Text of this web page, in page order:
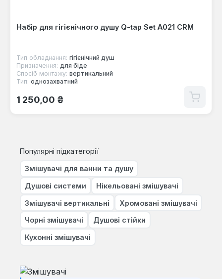
Набір для гігієнічного душу Q-tap Set A021 CRM
Тип обладнання: гігієнічний душ
Призначення: для біде
Спосіб монтажу: вертикальний
Тип: однозахватний
Звичайна ціна:
1 250,00 ₴
Популярні підкатегорії
Змішувачі для ванни та душу
Душові системи Нікельовані змішувачі
Змішувачі вертикальні Хромовані змішувачі
Чорні змішувачі Душові стійки
Кухонні змішувачі